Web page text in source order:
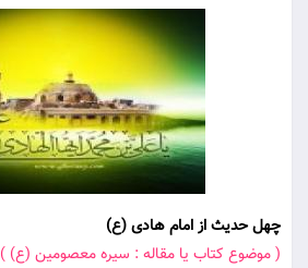
چهل حدیث از امام هادی (ع)
( موضوع کتاب یا مقاله : سیره معصومین (ع) )